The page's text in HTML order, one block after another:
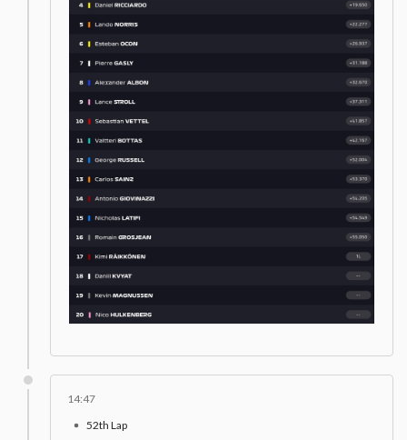
14:47
52th Lap